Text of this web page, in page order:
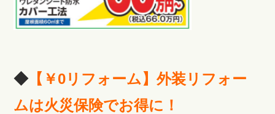
◆【￥0リフォーム】外装リフォー
ムは火災保険でお得に！